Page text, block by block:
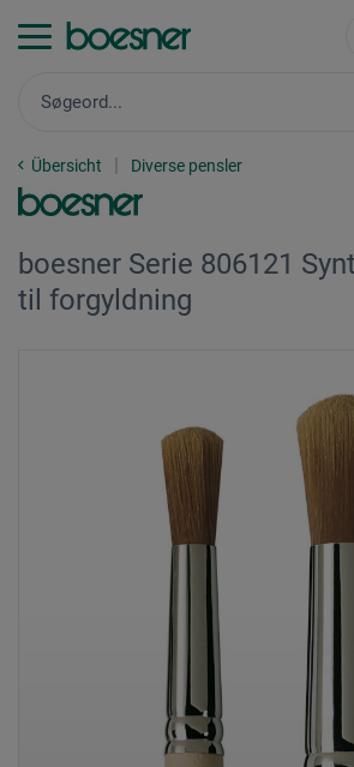
Übersicht Diverse pensler
boesner Serie 806121
til forgyldning